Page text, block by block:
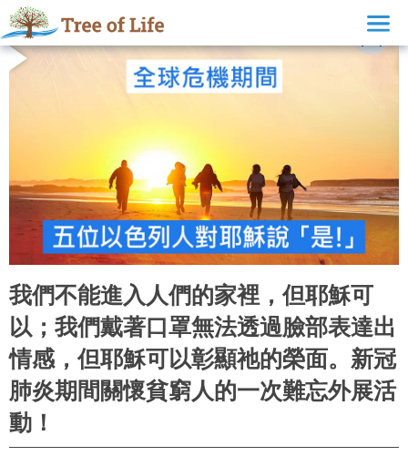
我們不能進入人們的家裡，但耶穌可
以；我們戴著口罩無法透過臉部表達出
情感，但耶穌可以彰顯祂的榮面。新冠
肺炎期間關懷貧窮人的一次難忘外展活
動！